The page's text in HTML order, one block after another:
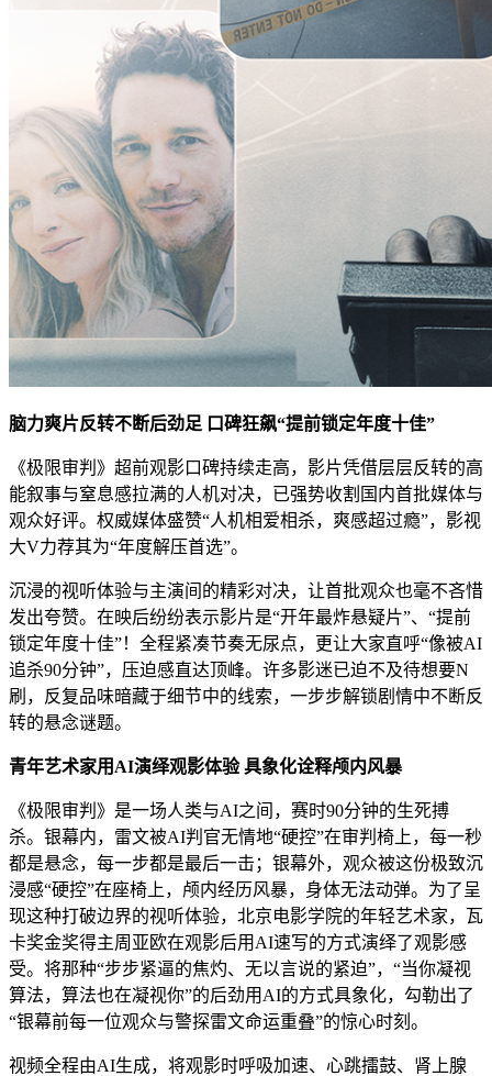
脑力爽片反转不断后劲足 口碑狂飙“提前锁定年度十佳”
《极限审判》超前观影口碑持续走高，影片凭借层层反转的高
能叙事与窒息感拉满的人机对决，已强势收割国内首批媒体与
观众好评。权威媒体盛赞“人机相爱相杀，爽感超过瘾”，影视
大V力荐其为“年度解压首选”。
沉浸的视听体验与主演间的精彩对决，让首批观众也毫不吝惜
发出夸赞。在映后纷纷表示影片是“开年最炸悬疑片”、“提前
锁定年度十佳”！全程紧凑节奏无尿点，更让大家直呼“像被AI
追杀90分钟”，压迫感直达顶峰。许多影迷已迫不及待想要N
刷，反复品味暗藏于细节中的线索，一步步解锁剧情中不断反
转的悬念谜题。
青年艺术家用AI演绎观影体验 具象化诠释颅内风暴
《极限审判》是一场人类与AI之间，赛时90分钟的生死搏
杀。银幕内，雷文被AI判官无情地“硬控”在审判椅上，每一秒
都是悬念，每一步都是最后一击；银幕外，观众被这份极致沉
浸感“硬控”在座椅上，颅内经历风暴，身体无法动弹。为了呈
现这种打破边界的视听体验，北京电影学院的年轻艺术家，瓦
卡奖金奖得主周亚欧在观影后用AI速写的方式演绎了观影感
受。将那种“步步紧逼的焦灼、无以言说的紧迫”，“当你凝视
算法，算法也在凝视你”的后劲用AI的方式具象化，勾勒出了
“银幕前每一位观众与警探雷文命运重叠”的惊心时刻。
视频全程由AI生成，将观影时呼吸加速、心跳擂鼓、肾上腺